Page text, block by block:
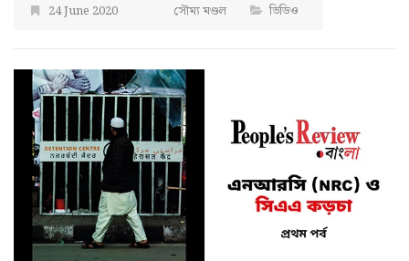
24 June 2020 সৌম্য মণ্ডল ভিডিও